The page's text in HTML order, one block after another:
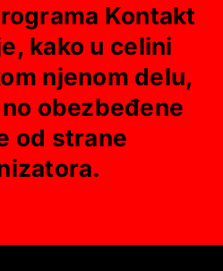
Kontakt
kako u celini
njenom delu,
obezbeđene
od strane